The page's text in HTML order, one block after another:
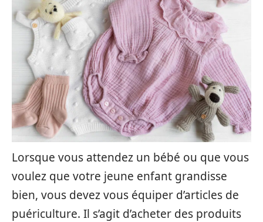
Lorsque vous attendez un bébé ou que vous
voulez que votre jeune enfant grandisse
bien, vous devez vous équiper d’articles de
puériculture. Il s’agit d’acheter des produits